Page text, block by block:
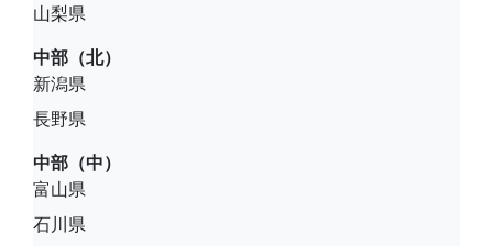
山梨県
中部（北）
新潟県
長野県
中部（中）
富山県
石川県